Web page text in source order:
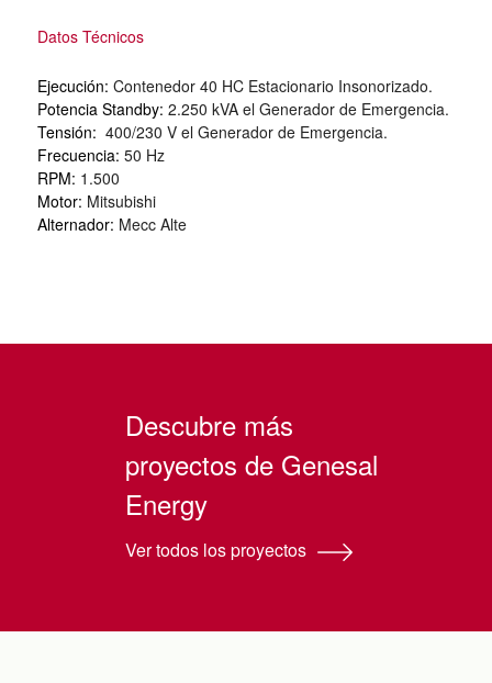
Datos Técnicos
Ejecución: Contenedor 40 HC Estacionario Insonorizado.
Potencia Standby: 2.250 kVA el Generador de Emergencia.
Tensión: 400/230 V el Generador de Emergencia.
Frecuencia: 50 Hz
RPM: 1.500
Motor: Mitsubishi
Alternador: Mecc Alte
Descubre más
proyectos de Genesal
Energy
Ver todos los proyectos